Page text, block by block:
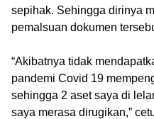
sepihak. Sehingga dirinya
pemalsuan dokumen
‎“Akibatnya tidak
pandemi Covid 19
sehingga 2 aset saya di
saya merasa dirugikan,”